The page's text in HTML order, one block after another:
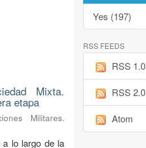
Mixta.
etapa
Militares.
lo largo de la
Yes (197)
RSS FEEDS
RSS 1.0
RSS 2.0
Atom